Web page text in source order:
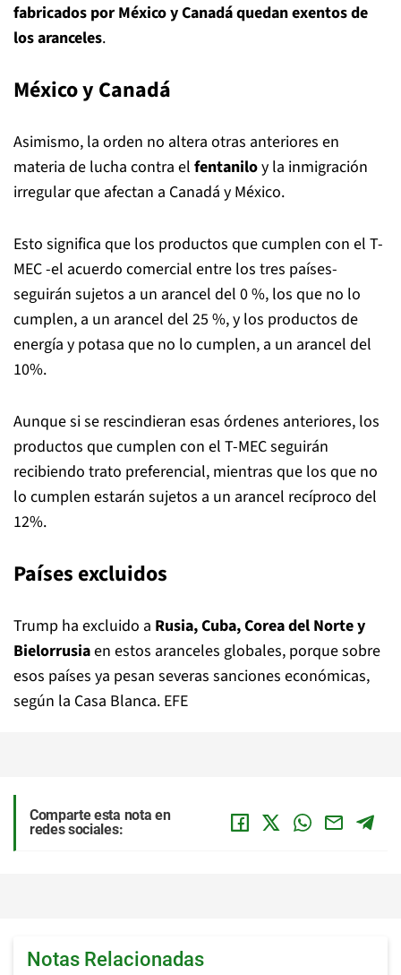
fabricados por México y Canadá quedan exentos de
los aranceles.
México y Canadá
Asimismo, la orden no altera otras anteriores en
materia de lucha contra el fentaniloy la inmigración
irregular que afectan a Canadá y México.
Esto significa que los productos que cumplen con el T-
MEC -el acuerdo comercial entre los tres países-
seguirán sujetos a un arancel del 0 %, los que no lo
cumplen, a un arancel del 25 %, y los productos de
energía y potasa que no lo cumplen, a un arancel del
10%.
Aunque si se rescindieran esas órdenes anteriores, los
productos que cumplen con el T-MEC seguirán
recibiendo trato preferencial, mientras que los que no
lo cumplen estarán sujetos a un arancel recíproco del
12%.
Países excluidos
Trump ha excluido a Rusia, Cuba, Corea del Norte y
Bielorrusiaen estos aranceles globales, porque sobre
esos países ya pesan severas sanciones económicas,
según la Casa Blanca. EFE
Comparte esta nota en
redes sociales:
Notas Relacionadas